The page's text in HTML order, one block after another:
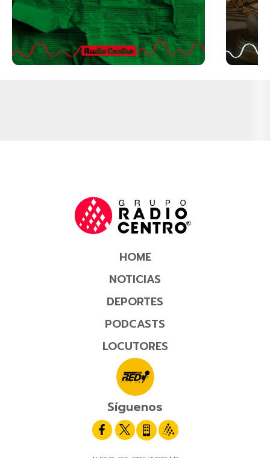
HOME
NOTICIAS
DEPORTES
PODCASTS
LOCUTORES
Síguenos